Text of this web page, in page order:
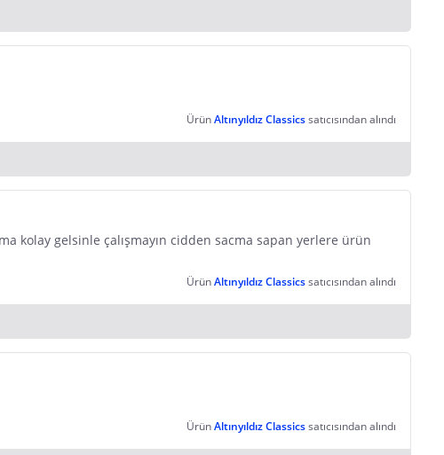
ÜrünAltınyıldız Classicssatıcısından alındı
kolay gelsinle çalışmayın cidden sacma sapan yerlere ürün
ÜrünAltınyıldız Classicssatıcısından alındı
ÜrünAltınyıldız Classicssatıcısından alındı